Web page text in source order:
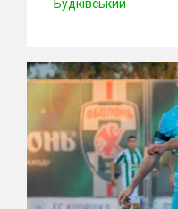
Будківський